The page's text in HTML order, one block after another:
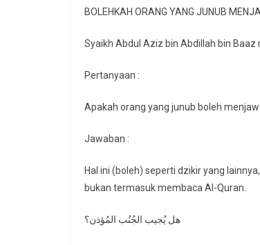
BOLEHKAH ORANG YANG JUNUB
Syaikh Abdul Aziz bin Abdillah bin Baaz
Pertanyaan :
Apakah orang yang junub boleh
Jawaban :
Hal ini (boleh) seperti dzikir yang
bukan termasuk membaca Al-Quran.
هل يُجيب الجُنُب المُؤذن؟